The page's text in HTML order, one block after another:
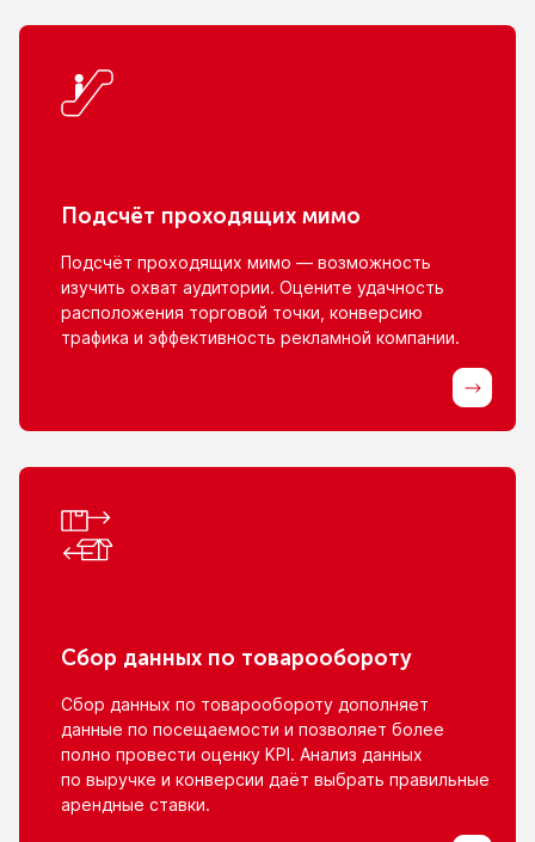
Подсчёт проходящих мимо
Подсчёт проходящих мимо — возможность
изучить охват аудитории. Оцените удачность
расположения торговой точки, конверсию
трафика и эффективность рекламной компании.
Сбор данных по товарообороту
Сбор данных по товарообороту дополняет
данные по посещаемости и позволяет более
полно провести оценку KPI. Анализ данных
по выручке и конверсии даёт выбрать правильные
арендные ставки.